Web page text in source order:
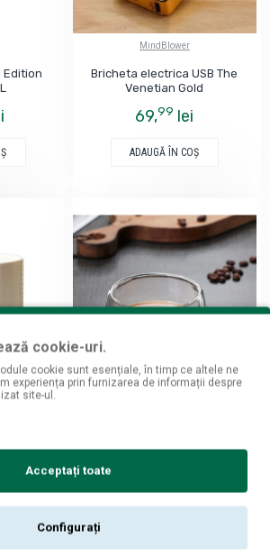
Edition
MindBlower
Bricheta electrica USB The
Venetian Gold
69,99 lei
ADAUGĂ ÎN COŞ
ADAUGĂ ÎN COŞ
cookie-uri.
cookie sunt esențiale, în timp ce altele ne
experiența prin furnizarea de informații despre
site-ul.
Acceptați toate
Configurați